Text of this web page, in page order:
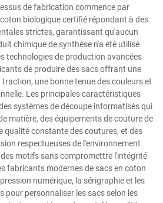
de fabrication commence par
biologique certifié répondant à des
strictes, garantissant qu'aucun
chimique de synthèse n'a été utilisé
technologies de production avancées
de produire des sacs offrant une
une bonne tenue des couleurs et
Les principales caractéristiques
systèmes de découpe informatisés qui
matière, des équipements de couture de
qualité constante des coutures, et des
respectueuses de l'environnement
motifs sans compromettre l'intégrité
fabricants modernes de sacs en coton
numérique, la sérigraphie et les
pour personnaliser les sacs selon les